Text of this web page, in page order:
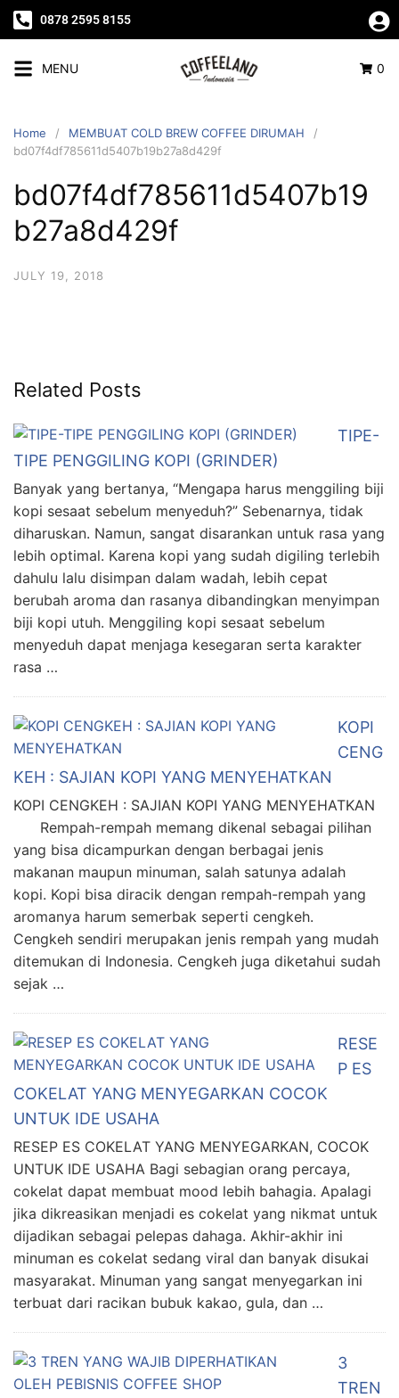
0878 2595 8155
MENU 0
Home
MEMBUAT COLD BREW COFFEE DIRUMAH
bd07f4df785611d5407b19b27a8d429f
bd07f4df785611d5407b19
b27a8d429f
JULY 19, 2018
Related Posts
TIPE-
TIPE PENGGILING KOPI (GRINDER)
Banyak yang bertanya, “Mengapa harus menggiling biji
kopi sesaat sebelum menyeduh?” Sebenarnya, tidak
diharuskan. Namun, sangat disarankan untuk rasa yang
lebih optimal. Karena kopi yang sudah digiling terlebih
dahulu lalu disimpan dalam wadah, lebih cepat
berubah aroma dan rasanya dibandingkan menyimpan
biji kopi utuh. Menggiling kopi sesaat sebelum
menyeduh dapat menjaga kesegaran serta karakter
rasa …
KOPI
CENG
KEH : SAJIAN KOPI YANG MENYEHATKAN
KOPI CENGKEH : SAJIAN KOPI YANG MENYEHATKAN
Rempah-rempah memang dikenal sebagai pilihan
yang bisa dicampurkan dengan berbagai jenis
makanan maupun minuman, salah satunya adalah
kopi. Kopi bisa diracik dengan rempah-rempah yang
aromanya harum semerbak seperti cengkeh.
Cengkeh sendiri merupakan jenis rempah yang mudah
ditemukan di Indonesia. Cengkeh juga diketahui sudah
sejak …
RESE
P ES
COKELAT YANG MENYEGARKAN COCOK
UNTUK IDE USAHA
RESEP ES COKELAT YANG MENYEGARKAN, COCOK
UNTUK IDE USAHA Bagi sebagian orang percaya,
cokelat dapat membuat mood lebih bahagia. Apalagi
jika dikreasikan menjadi es cokelat yang nikmat untuk
dijadikan sebagai pelepas dahaga. Akhir-akhir ini
minuman es cokelat sedang viral dan banyak disukai
masyarakat. Minuman yang sangat menyegarkan ini
terbuat dari racikan bubuk kakao, gula, dan …
3
TREN